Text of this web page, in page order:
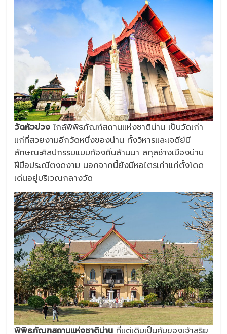
วัดหัวข่วงใกล้พิพิธภัณฑ์สถานแห่งชาติน่าน เป็นวัดเก่า
แก่ที่สวยงามอีกวัดหนึ่งของน่าน ทั้งวิหารและเจดีย์มี
ลักษณะศิลปกรรมแบบท้องถิ่นล้านนา สกุลช่างเมืองน่าน
ฝีมือประณีตงดงาม นอกจากนี้ยังมีหอไตรเก่าแก่ตั้งโดด
เด่นอยู่บริเวณกลางวัด
พิพิธภัณฑสถานแห่งชาติน่าน ที่แต่เดิมเป็นคุ้มของเจ้าสุริย